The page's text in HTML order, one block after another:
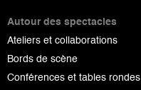
Autour des spectacles
Ateliers et collaborations
Bords de scène
Conférences et tables rondes